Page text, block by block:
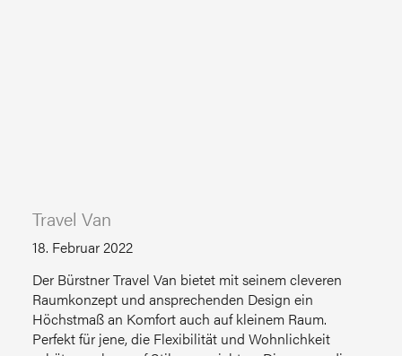
Travel Van
18. Februar 2022
Der Bürstner Travel Van bietet mit seinem cleveren
Raumkonzept und ansprechenden Design ein
Höchstmaß an Komfort auch auf kleinem Raum.
Perfekt für jene, die Flexibilität und Wohnlichkeit